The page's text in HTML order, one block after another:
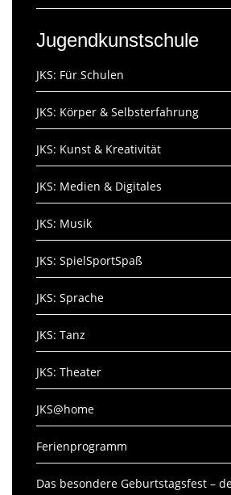
Jugendkunstschule
JKS: Für Schulen
JKS: Körper & Selbsterfahrung
JKS: Kunst & Kreativität
JKS: Medien & Digitales
JKS: Musik
JKS: SpielSportSpaß
JKS: Sprache
JKS: Tanz
JKS: Theater
JKS@home
Ferienprogramm
Das besondere Geburtstagsfest –